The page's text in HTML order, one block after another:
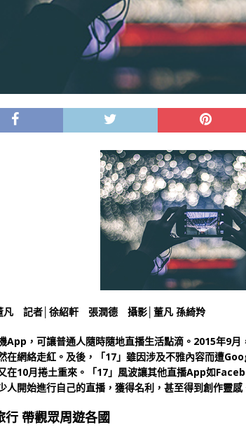
凡 記者│徐紹軒 張潤德 攝影│董凡 孫綺羚
App，可讓普通人隨時隨地直播生活點滴。2015年9
在網絡走紅。及後，「17」雖因涉及不雅內容而遭
在10月捲土重來。「17」風波讓其他直播App如
人開始進行自己的直播，獲得名利，甚至得到創作靈感
行 帶觀眾周遊各國